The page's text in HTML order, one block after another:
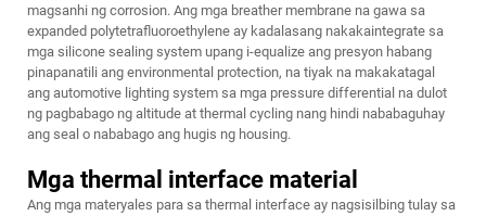
magsanhi ng corrosion. Ang mga breather membrane na gawa sa
expanded polytetrafluoroethylene ay kadalasang nakakaintegrate sa
mga silicone sealing system upang i-equalize ang presyon habang
pinapanatili ang environmental protection, na tiyak na makakatagal
ang automotive lighting system sa mga pressure differential na dulot
ng pagbabago ng altitude at thermal cycling nang hindi nababaguhay
ang seal o nababago ang hugis ng housing.
Mga thermal interface material
Ang mga materyales para sa thermal interface ay nagsisilbing tulay sa